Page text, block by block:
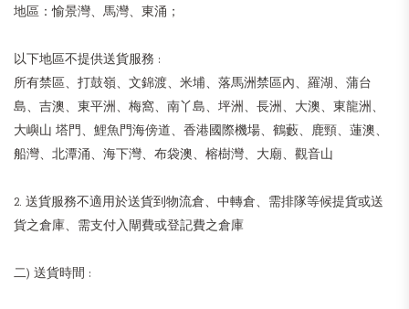
地區：愉景灣、馬灣、東涌；
以下地區不提供送貨服務 :
所有禁區、打鼓嶺、文錦渡、米埔、落馬洲禁區內、羅湖、蒲台
島、吉澳、東平洲、梅窩、南丫島、坪洲、長洲、大澳、東龍洲、
大嶼山 塔門、鯉魚門海傍道、香港國際機場、鶴藪、鹿頸、蓮澳、
船灣、北潭涌、海下灣、布袋澳、榕樹灣、大廟、觀音山
2. 送貨服務不適用於送貨到物流倉、中轉倉、需排隊等候提貨或送
貨之倉庫、需支付入閘費或登記費之倉庫
二) 送貨時間 :